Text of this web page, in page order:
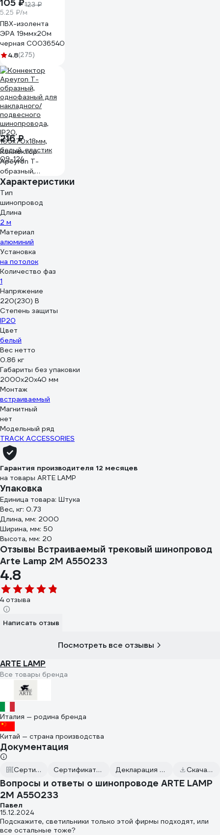
105 ₽123 ₽
5.25 ₽/м
ПВХ-изолента
ЭРА 19ммх20м
черная C0036540
4.8(275)
216 ₽
Коннектор
Apeyron Т-
образный,
однофазный для
накладного/
подвесного
шинопровода,
IP20,
105x70x18мм,
белый, пластик
09-124
Характеристики
Тип
шинопровод
Длина
2 м
Материал
алюминий
Установка
на потолок
Количество фаз
1
Напряжение
220(230) В
Степень защиты
IP20
Цвет
белый
Вес нетто
0.86 кг
Габариты без упаковки
2000х20х40 мм
Монтаж
встраиваемый
Магнитный
нет
Модельный ряд
TRACK ACCESSORIES
Гарантия производителя 12 месяцев
на товары ARTE LAMP
Упаковка
Единица товара: Штука
Вес, кг: 0.73
Длина, мм: 2000
Ширина, мм: 50
Высота, мм: 20
Отзывы Встраиваемый трековый шинопровод
Arte Lamp 2M A550233
4.8
4 отзыва
Написать отзыв
Посмотреть все отзывы
ARTE LAMP
Все товары бренда
Италия — родина бренда
Китай — страна производства
Документация
Сертификаты соответствия Сертификат соответствия от 2024.09.02 Декларация о соответствии от 2024.09.03 Скачать всю документацию
Вопросы и ответы о шинопроводе ARTE LAMP
2M A550233
Павел
15.12.2024
Подскажите, светильники только этой фирмы подходят, или
все остальные тоже?